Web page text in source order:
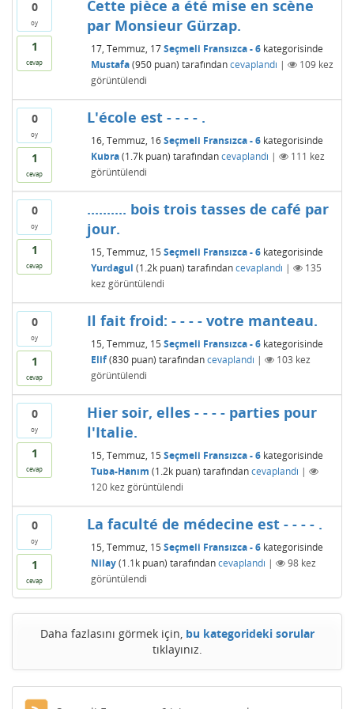
0
oy
1
cevap
Cette pièce a été mise en scène
par Monsieur Gürzap.
17, Temmuz, 17 Seçmeli Fransızca - 6kategorisinde
Mustafa (950puan) tarafından cevaplandı | 109kez
görüntülendi
0
oy
1
cevap
L'école est - - - - .
16, Temmuz, 16 Seçmeli Fransızca - 6kategorisinde
Kubra (1.7kpuan) tarafından cevaplandı | 111 kez
görüntülendi
0
oy
1
cevap
.......... bois trois tasses de café par
jour.
15, Temmuz, 15 Seçmeli Fransızca - 6kategorisinde
Yurdagul (1.2kpuan) tarafından cevaplandı |
135
kez görüntülendi
0
oy
1
cevap
Il fait froid: - - - - votre manteau.
15, Temmuz, 15 Seçmeli Fransızca - 6kategorisinde
Elif (830puan) tarafından cevaplandı | 103 kez
görüntülendi
0
oy
1
cevap
Hier soir, elles - - - - parties pour
l'Italie.
15, Temmuz, 15 Seçmeli Fransızca - 6kategorisinde
Tuba-Hanım (1.2kpuan) tarafından cevaplandı |
120kez görüntülendi
0
oy
1
cevap
La faculté de médecine est - - - - .
15, Temmuz, 15 Seçmeli Fransızca - 6kategorisinde
Nilay (1.1kpuan) tarafından cevaplandı | 98kez
görüntülendi
Daha fazlasını görmek için, bu kategorideki sorular
tıklayınız.